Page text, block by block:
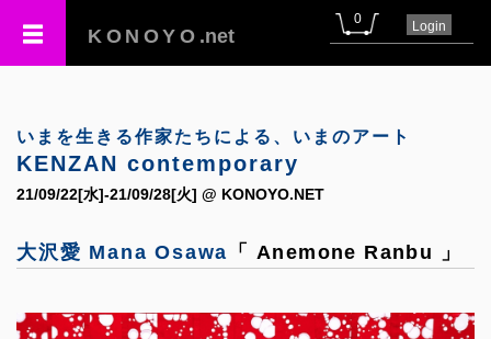
KONOYO .net
0 Login
いまを生きる作家たちによる、いまのアート
KENZAN contemporary
21/09/22[水]-21/09/28[火] @ KONOYO.NET
大沢愛 Mana Osawa 「 Anemone Ranbu 」